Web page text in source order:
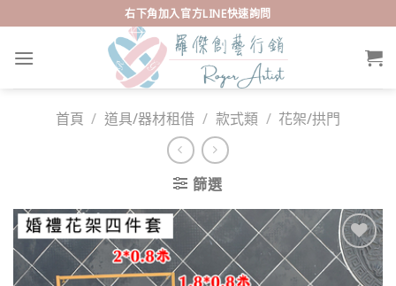
to
content
右下角加入官方LINE快速詢問
首頁 / 道具/器材租借 / 款式類 / 花架/拱門
篩選